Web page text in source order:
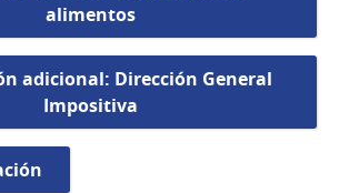
alimentos
adicional: Dirección General
Impositiva